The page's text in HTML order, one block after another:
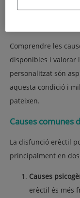
impacte en la salut
Comprendre les
disponibles i valorar
personalitzat són
aquesta condició i
pateixen.
Causes comunes
La disfunció erèctil
principalment en
Causes
erèctil és més